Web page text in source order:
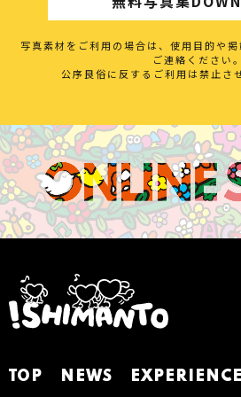
写真素材をご利用の場合は、使用目的や
ご連絡ください。
公序良俗に反するご利用は禁止さ
TOP NEWS EXPERIENCE